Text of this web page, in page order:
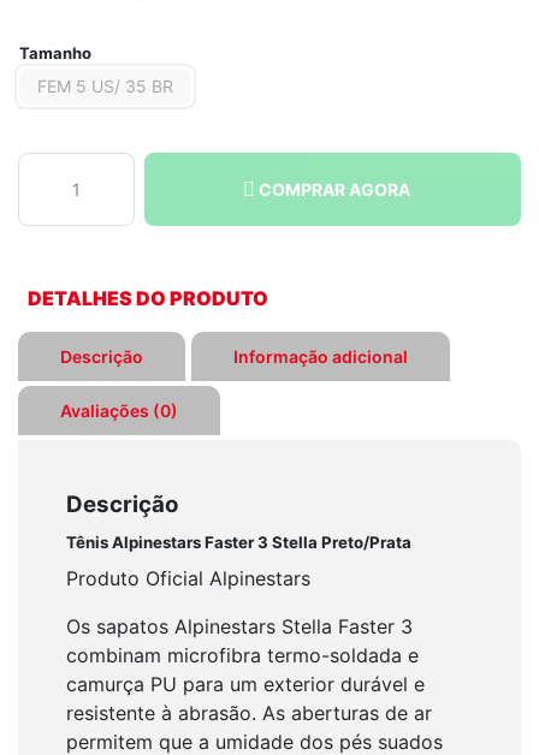
Tamanho
FEM 5 US/ 35 BR
Alpinestars
Faster
Preto/Prata
quantidade
COMPRAR AGORA
DETALHES DO PRODUTO
Descrição Informação adicional
Avaliações (0)
Descrição
Tênis Alpinestars Faster 3 Stella Preto/Prata
Produto Oficial Alpinestars
Os sapatos Alpinestars Stella Faster 3
combinam microfibra termo-soldada e
camurça PU para um exterior durável e
resistente à abrasão. As aberturas de ar
permitem que a umidade dos pés suados